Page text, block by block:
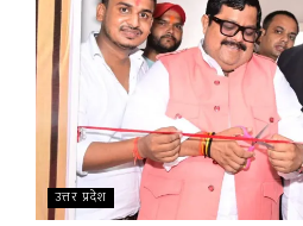
उत्तर प्रदेश